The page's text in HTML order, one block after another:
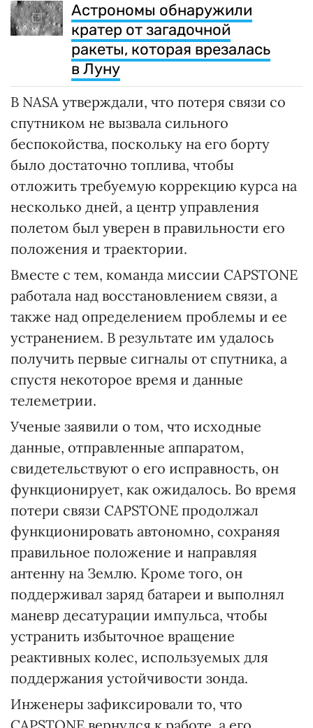
Астрономы обнаружили
кратер от загадочной
ракеты, которая врезалась
в Луну
В NASA утверждали, что потеря связи со
спутником не вызвала сильного
беспокойства, поскольку на его борту
было достаточно топлива, чтобы
отложить требуемую коррекцию курса на
несколько дней, а центр управления
полетом был уверен в правильности его
положения и траектории.
Вместе с тем, команда миссии CAPSTONE
работала над восстановлением связи, а
также над определением проблемы и ее
устранением. В результате им удалось
получить первые сигналы от спутника, а
спустя некоторое время и данные
телеметрии.
Ученые заявили о том, что исходные
данные, отправленные аппаратом,
свидетельствуют о его исправность, он
функционирует, как ожидалось. Во время
потери связи CAPSTONE продолжал
функционировать автономно, сохраняя
правильное положение и направляя
антенну на Землю. Кроме того, он
поддерживал заряд батареи и выполнял
маневр десатурации импульса, чтобы
устранить избыточное вращение
реактивных колес, используемых для
поддержания устойчивости зонда.
Инженеры зафиксировали то, что